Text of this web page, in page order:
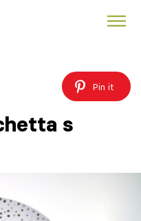
Pin it
s